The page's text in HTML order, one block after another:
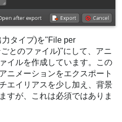
力タイプ)を"File per
とのファイル)"にして、アニ
イルを作成しています。この
ニメーションをエクスポート
エイリアスを少し加え、背景
すが、これは必須ではありま